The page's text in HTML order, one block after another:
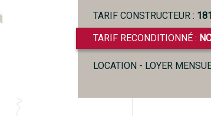
TARIF CONSTRUCTEUR :
TARIF RECONDITIONNÉ :
LOCATION - LOYER